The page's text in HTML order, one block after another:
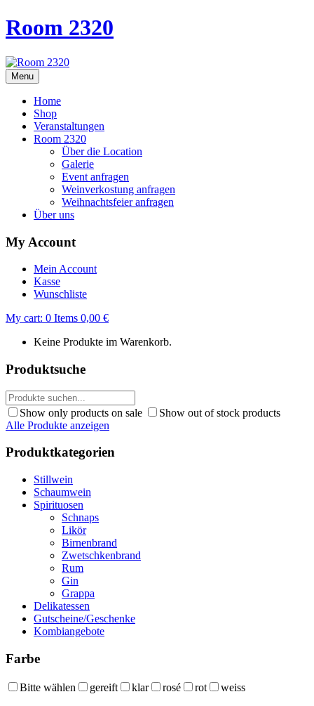
Room 2320
Menu
Home
Shop
Veranstaltungen
Room 2320
Über die Location
Galerie
Event anfragen
Weinverkostung anfragen
Weihnachtsfeier anfragen
Über uns
My Account
Mein Account
Kasse
Wunschliste
My cart: 0 Items 0,00 €
Keine Produkte im Warenkorb.
Produktsuche
Show only products on sale
Show out of stock products
Alle Produkte anzeigen
Produktkategorien
Stillwein
Schaumwein
Spirituosen
Schnaps
Likör
Birnenbrand
Zwetschkenbrand
Rum
Gin
Grappa
Delikatessen
Gutscheine/Geschenke
Kombiangebote
Farbe
Bitte wählen gereift klar rosé rot weiss